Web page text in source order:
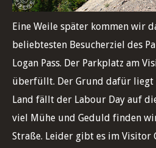
Eine Weile später kommen wir
beliebtesten Besucherziel des
Logan Pass. Der Parkplatz am
überfüllt. Der Grund dafür liegt
Land fällt der Labour Day auf
viel Mühe und Geduld finden
Straße. Leider gibt es im Visitor